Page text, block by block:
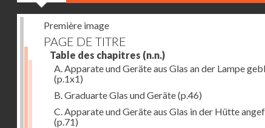
Première image
PAGE DE TITRE
Table des chapitres (n.n.)
A. Apparate und Geräte aus Glas an der Lampe
(p.1x1)
B. Graduarte Glas und Geräte(p.46)
C. Apparate und Geräte aus Glas in der Hütte
(p.71)